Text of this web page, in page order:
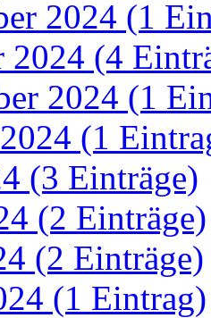
2024 (1
2024 (4
2024 (1
(1
(3 Einträge)
(2 Einträge)
(2 Einträge)
(1 Eintrag)